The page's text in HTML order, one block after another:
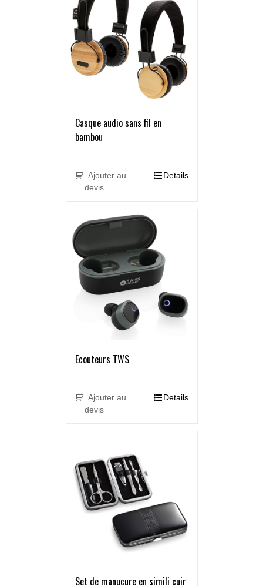
Casque audio sans fil en
bambou
Ajouter au
devis
Details
Ecouteurs TWS
Ajouter au
devis
Details
Set de manucure en simili cuir